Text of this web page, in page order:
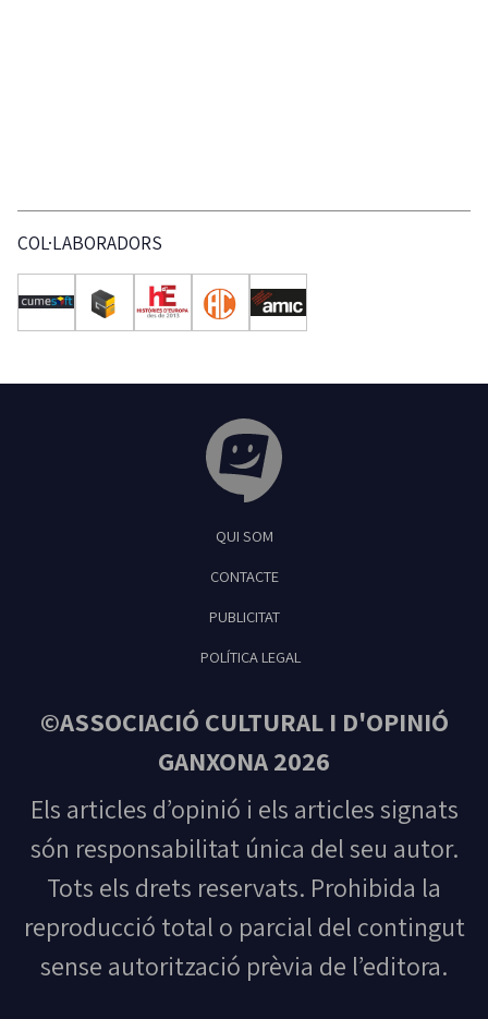
COL·LABORADORS
Feliu de Guíxols
QUI SOM
CONTACTE
PUBLICITAT
POLÍTICA LEGAL
©ASSOCIACIÓ CULTURAL I D'OPINIÓ
GANXONA 2026
Els articles d’opinió i els articles signats
són responsabilitat única del seu autor.
Tots els drets reservats. Prohibida la
reproducció total o parcial del contingut
sense autorització prèvia de l’editora.